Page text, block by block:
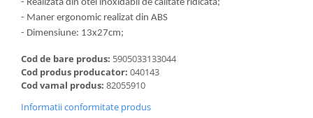
Discuri lamelare cu smirghel
Discuri pentru ferastrau circular
Discuri pentru slefuire gleturi
Discuri pentru taiere si polizare
- Realizata din otel inoxidabil de calitate ridicata;
- Maner ergonomic realizat din ABS
- Dimensiune: 13x27cm;
Cod de bare produs: 5905033133044
Cod produs producator: 040143
Cod vamal produs: 82055910
Informatii conformitate produs